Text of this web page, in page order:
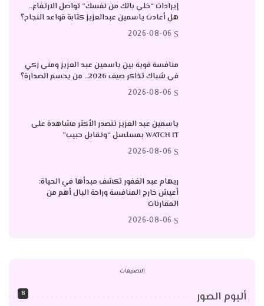
إيرادات “خلي بالك من نفسك” تواصل الارتفاع..
هل أعادت ياسمين عبدالعزيز كتابة قواعد النجاح؟
2026-08-06
منافسة قوية بين ياسمين عبد العزيز ومنى زكي
في شباك تذاكر صيف 2026.. من يحسم الصدارة؟
2026-08-06
ياسمين عبد العزيز تتصدر الأكثر مشاهدة على
WATCH IT بمسلسل “وتقابل حبيب”
2026-08-06
ريهام عبد الغفور تكشف مبدأها في الحياة:
أعيش خارج المنافسة وراحة البال أهم من
المقارنات
2026-08-06
التصنيفات
ألبوم الصور 8